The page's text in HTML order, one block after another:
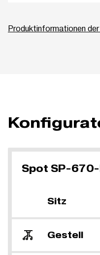
Produktinformationen
Spot SP-670-
Sitz
Gestell